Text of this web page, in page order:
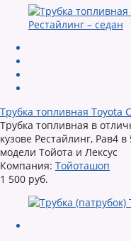
Трубка топливная Toyota
Трубка топливная в
кузове Рестайлинг, Рав4
модели Тойота и Лексус
Компания: Тойоташоп
1 500 руб.